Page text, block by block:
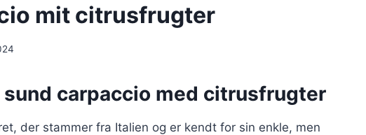
mit citrusfrugter
carpaccio med citrusfrugter
der stammer fra Italien og er kendt for sin enkle, men